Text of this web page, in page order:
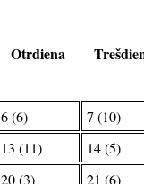
Otrdiena
6 (6)
7 (10)
13 (11)
14 (5)
20 (3)
21 (6)